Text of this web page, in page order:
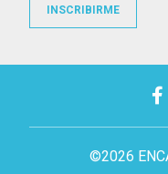
©2026
INSCRIBIRME